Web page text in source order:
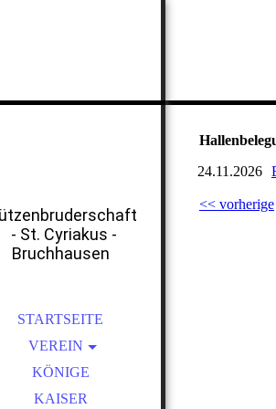
- St. Cyriakus -
Bruchhausen
STARTSEITE
VEREIN
VORSTAND
SATZUNG
KÖNIGE
KAISER
24.11.2026
<< vorherige